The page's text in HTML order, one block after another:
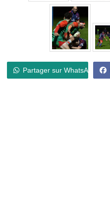
Partager sur WhatsApp